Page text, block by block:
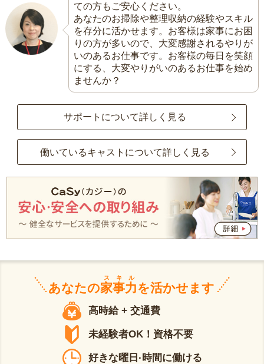
ての方もご安心ください。
あなたのお掃除や整理収納の経験やスキル
を存分に活かせます。お客様は家事にお困
りの方が多いので、大変感謝されるやりが
いのあるお仕事です。お客様の毎日を笑顔
にする、大変やりがいのあるお仕事を始め
ませんか？
サポートについて詳しく見る
働いているキャストについて詳しく見る
あなたの家事力
スキル
を活かせます
高時給 + 交通費
未経験者OK！資格不要
好きな曜日·時間に働ける